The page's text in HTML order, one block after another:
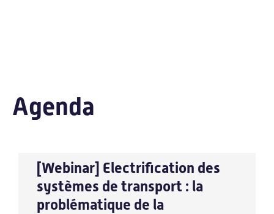
Carnauto
Agenda
[Webinar] Electrification des
systèmes de transport : la
problématique de la